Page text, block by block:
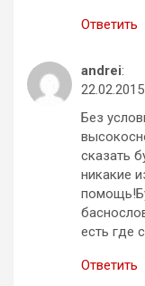
Ответить
andrei:
Без
сказать
никакие
есть где
Ответить